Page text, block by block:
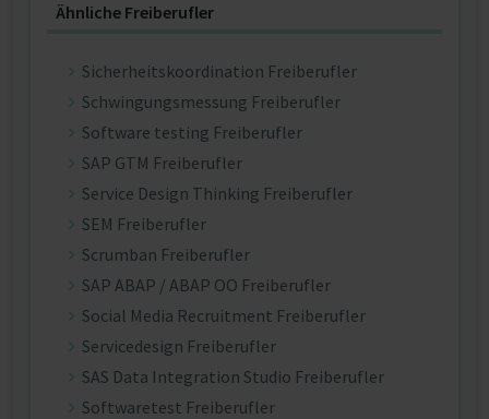
Ähnliche Freiberufler
Sicherheitskoordination Freiberufler
Schwingungsmessung Freiberufler
Software testing Freiberufler
SAP GTM Freiberufler
Service Design Thinking Freiberufler
SEM Freiberufler
Scrumban Freiberufler
SAP ABAP / ABAP OO Freiberufler
Social Media Recruitment Freiberufler
Servicedesign Freiberufler
SAS Data Integration Studio Freiberufler
Softwaretest Freiberufler